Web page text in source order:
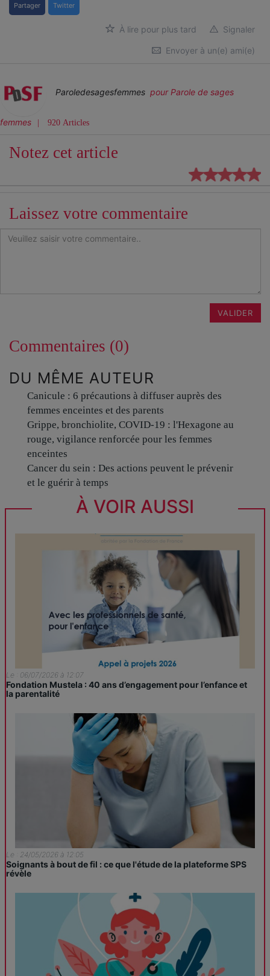
Partager Twitter
Signaler
À lire pour plus tard
Envoyer à un(e) ami(e)
Paroledesagesfemmes pour Parole de sages
femmes 920 Articles
Notez cet article
Laissez votre commentaire
VALIDER
Commentaires (0)
DU MÊME AUTEUR
Canicule : 6 précautions à diffuser auprès des
femmes enceintes et des parents
Grippe, bronchiolite, COVID-19 : l'Hexagone au
rouge, vigilance renforcée pour les femmes
enceintes
Cancer du sein : Des actions peuvent le prévenir
et le guérir à temps
À VOIR AUSSI
Le : 06/07/2026 à 12:07
Fondation Mustela : 40 ans d’engagement pour l’enfance et
la parentalité
Le : 24/05/2026 à 12:05
Soignants à bout de fil : ce que l'étude de la plateforme SPS
révèle